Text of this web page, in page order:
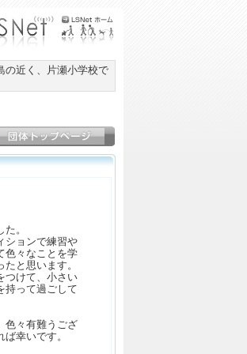
の近く、片瀬小学校で
。
ションで練習や
色々なことを学
と思います。
つけて、小さい
持って過ごして
色々有難うござ
幸いです。